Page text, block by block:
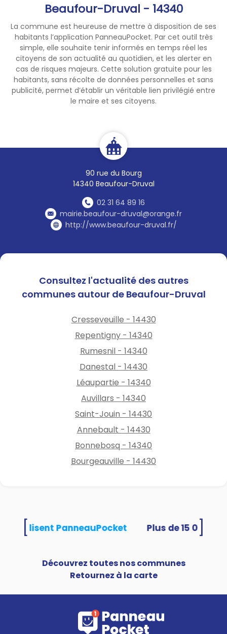
Beaufour-Druval - 14340
La commune est heureuse de mettre à disposition de ses
habitants l’application PanneauPocket. Par cet outil très
simple, elle souhaite tenir informés en temps réel les
citoyens de son actualité au quotidien, et les alerter en
cas de risques majeurs. Cette solution gratuite pour les
habitants, sans récolte de données personnelles et sans
publicité, permet d’établir un véritable lien privilégié entre
le maire et ses citoyens.
90 rue du Bourg
14340 Beaufour-Druval
02 31 64 89 16
mairie.beaufour-druval@orange.fr
http://www.beaufour-druval.fr/
information, notamment
avec les personnes les plus
vulnérables.
Consultez l'actualité des autres
communes autour de Beaufour-Druval
Cresseveuille - 14430
Repentigny - 14340
Rumesnil - 14340
Danestal - 14430
Léaupartie - 14340
Auvillars - 14340
Saint-Jouin - 14430
Annebault - 14430
Bonnebosq - 14340
Bourgeauville - 14430
utilisent PanneauPocket
Découvrez toutes nos communes
Retournez à la carte